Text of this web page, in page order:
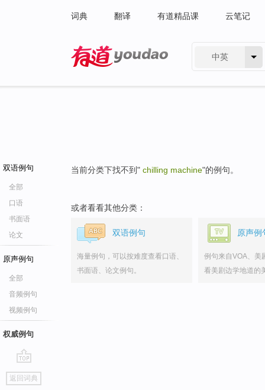
词典 翻译 有道精品课 云笔记
中英
双语例句
全部
口语
书面语
论文
原声例句
全部
音频例句
视频例句
权威例句
go
top
返回词典
当前分类下找不到" chilling machine"的例句。
或者看看其他分类：
双语例句
海量例句，可以按难度查看口语、
书面语、论文例句。
原声例
例句来自VOA、美
看美剧边学地道的